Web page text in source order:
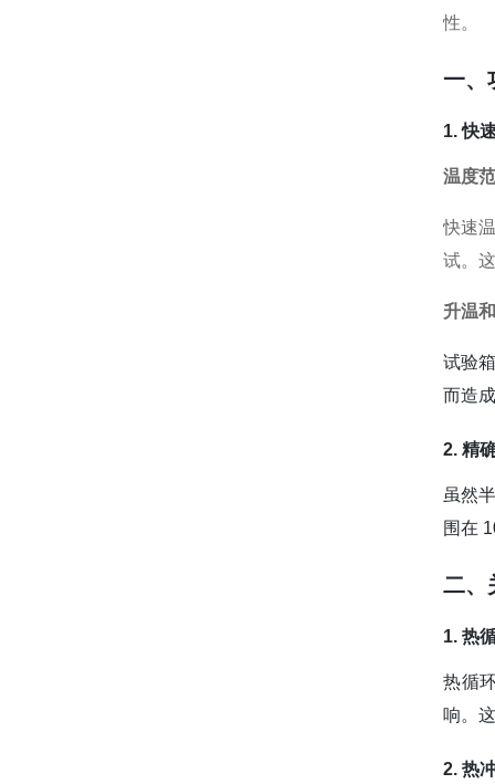
性。
一、
1. 快
温度
快速
试。
升温
试验
而造
2. 精
虽然
围在
二、
1. 热
热循
响。
2. 热